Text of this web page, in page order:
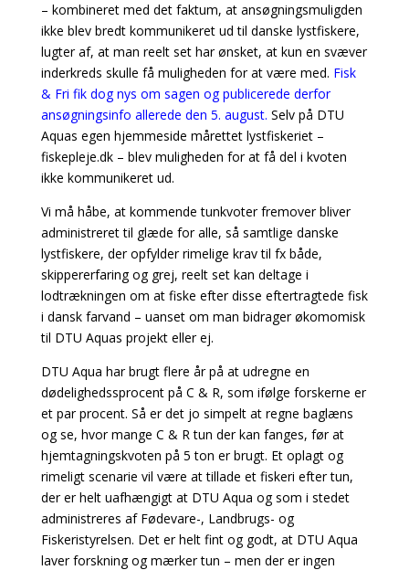
– kombineret med det faktum, at ansøgningsmuligden
ikke blev bredt kommunikeret ud til danske lystfiskere,
lugter af, at man reelt set har ønsket, at kun en svæver
inderkreds skulle få muligheden for at være med. Fisk
& Fri fik dog nys om sagen og publicerede derfor
ansøgningsinfo allerede den 5. august. Selv på DTU
Aquas egen hjemmeside mårettet lystfiskeriet –
fiskepleje.dk – blev muligheden for at få del i kvoten
ikke kommunikeret ud.
Vi må håbe, at kommende tunkvoter fremover bliver
administreret til glæde for alle, så samtlige danske
lystfiskere, der opfylder rimelige krav til fx både,
skippererfaring og grej, reelt set kan deltage i
lodtrækningen om at fiske efter disse eftertragtede fisk
i dansk farvand – uanset om man bidrager økomomisk
til DTU Aquas projekt eller ej.
DTU Aqua har brugt flere år på at udregne en
dødelighedssprocent på C & R, som ifølge forskerne er
et par procent. Så er det jo simpelt at regne baglæns
og se, hvor mange C & R tun der kan fanges, før at
hjemtagningskvoten på 5 ton er brugt. Et oplagt og
rimeligt scenarie vil være at tillade et fiskeri efter tun,
der er helt uafhængigt at DTU Aqua og som i stedet
administreres af Fødevare-, Landbrugs- og
Fiskeristyrelsen. Det er helt fint og godt, at DTU Aqua
laver forskning og mærker tun – men der er ingen